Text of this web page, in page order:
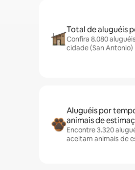
Total de aluguéis
Confira 8.080
cidade (San Antonio)
Aluguéis por
animais de
Encontre 3.320
aceitam animais de